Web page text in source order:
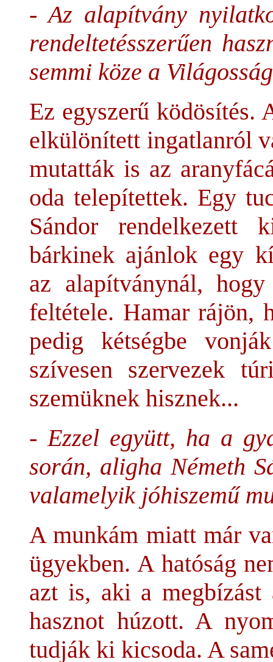
- Az alapítvány
rendeltetésszerűen
semmi köze a
Ez egyszerű ködösítés.
elkülönített ingatlanról
mutatták is az
oda telepítettek. Egy
Sándor
bárkinek ajánlok egy
az alapítványnál,
feltétele. Hamar rájön,
pedig kétségbe
szívesen szervezek
szemüknek hisznek...
- Ezzel együtt, ha a
során, aligha Németh
valamelyik jóhiszemű
A munkám miatt már
ügyekben. A hatóság
azt is, aki a megbízást
hasznot húzott. A
tudják ki kicsoda. A